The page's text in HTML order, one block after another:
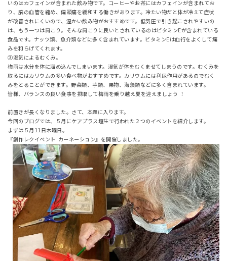
いのはカフェインが含まれた飲み物です。コーヒーやお茶にはカフェインが含まれてお
り、脳の血管を縮め、偏頭痛を緩和する働きがあります。冷たい物だと体が冷えて症状
が改善されにくいので、温かい飲み物がおすすめです。低気圧で引き起こされやすいの
は、もう一つは肩こり。そんな肩こりに良いとされているのはビタミンEが含まれている
食品です。ナッツ類、魚介類などに多く含まれています。ビタミンEは血行をよくして痛
みを和らげてくれます。
③湿気によるむくみ。
梅雨は水分を体に溜め込んでしまいます。湿気が体をむくませてしまうのです。むくみを
取るにはカリウムの多い食べ物がおすすめです。カリウムには利尿作用があるのでむく
みをとることができます。野菜類、芋類、果物、海藻類などに多く含まれています。
皆様、バランスの良い食事を摂取して梅雨を乗り越え夏を迎えましょう ！
前置きが長くなりました。さて、本題に入ります。
今回のブログでは、５月にケアプラス垣生で行われた２つのイベントを紹介します。
まずは５月11日木曜日。
『創作レクイベント カーネーション』を開催しました。